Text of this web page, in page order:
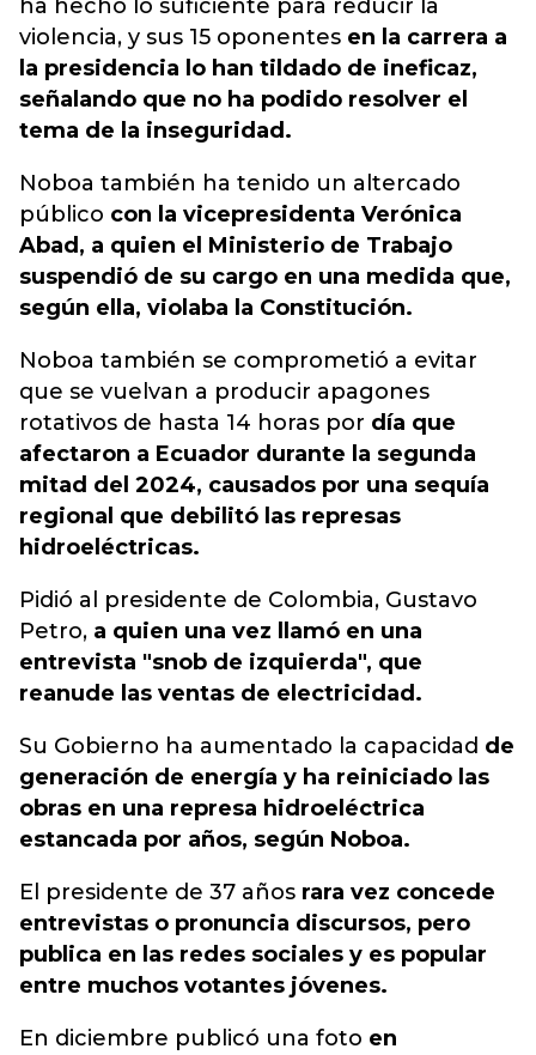
ha hecho lo suficiente para reducir la
violencia, y sus 15 oponentes en la carrera a
la presidencia lo han tildado de ineficaz,
señalando que no ha podido resolver el
tema de la inseguridad.
Noboa también ha tenido un altercado
público con la vicepresidenta Verónica
Abad, a quien el Ministerio de Trabajo
suspendió de su cargo en una medida que,
según ella, violaba la Constitución.
Noboa también se comprometió a evitar
que se vuelvan a producir apagones
rotativos de hasta 14 horas por día que
afectaron a Ecuador durante la segunda
mitad del 2024, causados ​​por una sequía
regional que debilitó las represas
hidroeléctricas.
Pidió al presidente de Colombia, Gustavo
Petro, a quien una vez llamó en una
entrevista "snob de izquierda", que
reanude las ventas de electricidad.
Su Gobierno ha aumentado la capacidad de
generación de energía y ha reiniciado las
obras en una represa hidroeléctrica
estancada por años, según Noboa.
El presidente de 37 años rara vez concede
entrevistas o pronuncia discursos, pero
publica en las redes sociales y es popular
entre muchos votantes jóvenes.
En diciembre publicó una foto en